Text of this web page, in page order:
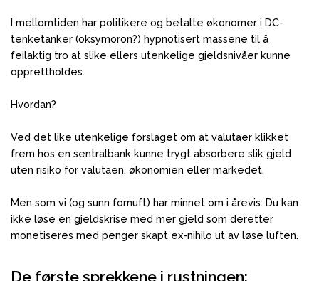
I mellomtiden har politikere og betalte økonomer i DC-
tenketanker (oksymoron?) hypnotisert massene til å
feilaktig tro at slike ellers utenkelige gjeldsnivåer kunne
opprettholdes.
Hvordan?
Ved det like utenkelige forslaget om at valutaer klikket
frem hos en sentralbank kunne trygt absorbere slik gjeld
uten risiko for valutaen, økonomien eller markedet.
Men som vi (og sunn fornuft) har minnet om i årevis: Du kan
ikke løse en gjeldskrise med mer gjeld som deretter
monetiseres med penger skapt ex-nihilo ut av løse luften.
De første sprekkene i rustningen: